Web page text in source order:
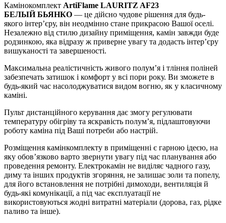
Камінокомплект ArtiFlame LAURITZ AF23
БЕЛЫЙ БЬЯНКО — це дійсно чудове рішення для будь-
якого інтер’єру, він неодмінно стане прикрасою Вашої оселі.
Незалежно від стилю дизайну приміщення, камін завжди буде
родзинкою, яка відразу ж приверне увагу та додасть інтер’єру
вишуканості та завершеності.
Максимальна реалістичність живого полум’я і тління поліней
забезпечать затишок і комфорт у всі пори року. Ви зможете в
будь-який час насолоджуватися видом вогню, як у класичному
каміні.
Пульт дистанційного керування дає змогу регулювати
температуру обігріву та яскравість полум’я, підлаштовуючи
роботу каміна під Ваші потреби або настрій.
Розміщення камінкомплекту в приміщенні є гарною ідеєю, на
яку обов’язково варто звернути увагу під час планування або
проведення ремонту. Електрокамін не виділяє чадного газу,
диму та інших продуктів згоряння, не залишає золи та попелу,
для його встановлення не потрібні димоходи, вентиляція й
будь-які комунікації, а під час експлуатації не
використовуються жодні витратні матеріали (дорова, газ, рідке
паливо та інше).